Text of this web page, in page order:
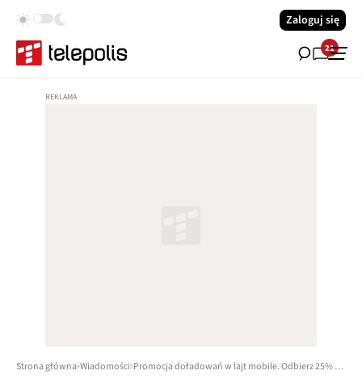
Zaloguj się
21
Strona główna Wiadomości Promocja doładowań w lajt mobile. Odbierz 25% więcej za doładowanie